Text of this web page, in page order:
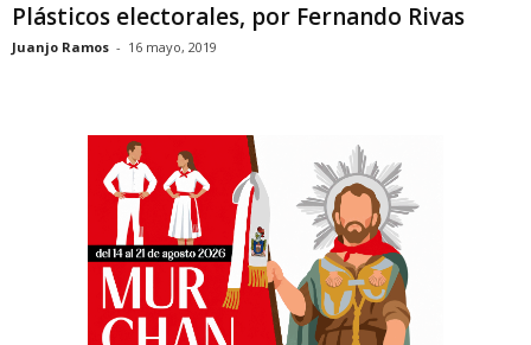
Plásticos electorales, por Fernando Rivas
Juanjo Ramos - 16 mayo, 2019